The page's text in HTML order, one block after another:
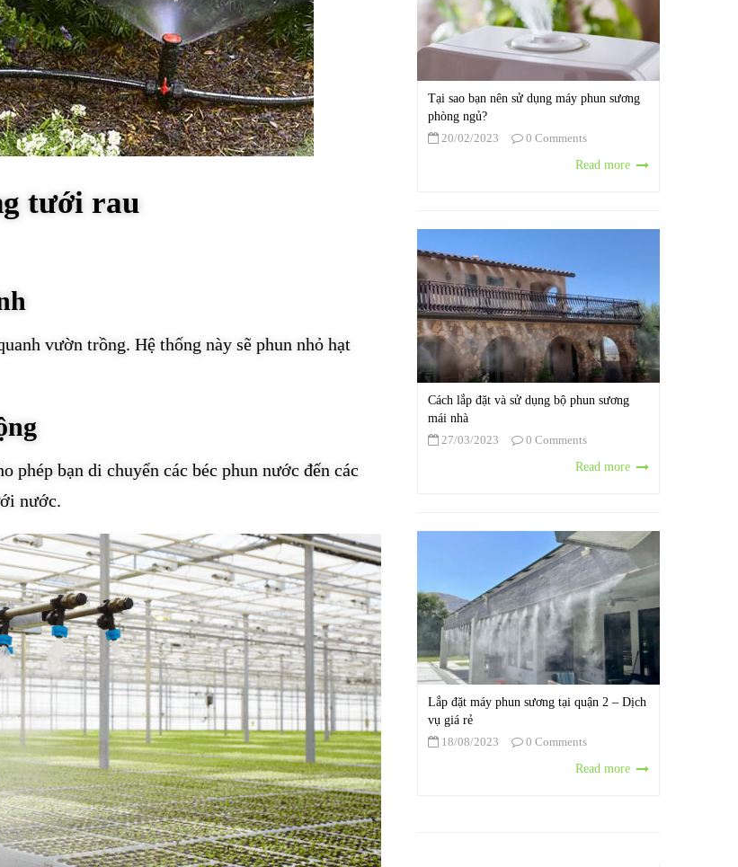
tưới rau
vườn trồng. Hệ thống này sẽ phun nhỏ hạt
phép bạn di chuyển các béc phun nước đến các
nước.
Tại sao bạn nên sử dụng máy phun sương
phòng ngủ?
20/02/2023
0 Comments
Read more
Cách lắp đặt và sử dụng bộ phun sương
mái nhà
27/03/2023
0 Comments
Read more
Lắp đặt máy phun sương tại quận 2 – Dịch
vụ giá rẻ
18/08/2023
0 Comments
Read more